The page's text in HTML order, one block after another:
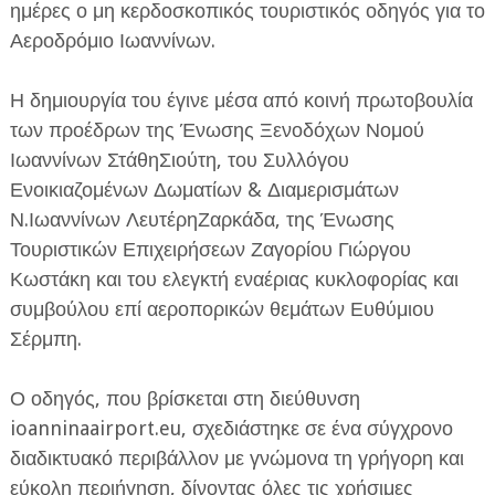
ΕΦΗΜΕΡΙΔΑ Η ΠΑΡΓΑ
ΠΛΗΡΟΦΟΡΙΕΣ
ημέρες ο μη κερδοσκοπικός τουριστικός οδηγός για το
Αεροδρόμιο Ιωαννίνων.
Η δημιουργία του έγινε μέσα από κοινή πρωτοβουλία
των προέδρων της Ένωσης Ξενοδόχων Νομού
Ιωαννίνων ΣτάθηΣιούτη, του Συλλόγου
Ενοικιαζομένων Δωματίων & Διαμερισμάτων
Ν.Ιωαννίνων ΛευτέρηΖαρκάδα, της Ένωσης
Τουριστικών Επιχειρήσεων Ζαγορίου Γιώργου
Κωστάκη και του ελεγκτή εναέριας κυκλοφορίας και
συμβούλου επί αεροπορικών θεμάτων Ευθύμιου
Σέρμπη.
Ο οδηγός, που βρίσκεται στη διεύθυνση
ioanninaairport.eu, σχεδιάστηκε σε ένα σύγχρονο
διαδικτυακό περιβάλλον με γνώμονα τη γρήγορη και
εύκολη περιήγηση, δίνοντας όλες τις χρήσιμες